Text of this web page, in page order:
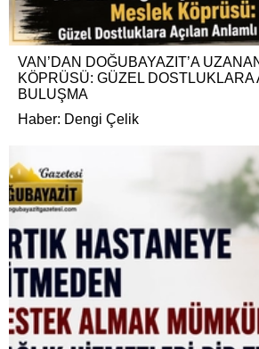
VAN’DAN DOĞUBAYAZIT’A
KÖPRÜSÜ: GÜZEL DOSTLUKLARA
BULUŞMA
Haber: Dengi Çelik